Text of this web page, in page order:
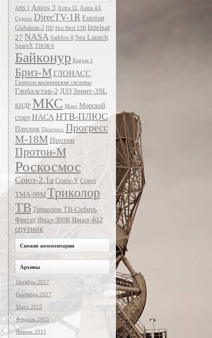
ABS 1 Amos 3 Astra 1L Astra 4A
Cygnus DirecTV-1R Eutelsat
Globalstar-2 HD Hot Bird 13B Intelsat
27 NASA SatMex-8 Sea Launch
SpaceX THOR 6
Байконур Бонум-1
Бриз-МГЛОНАСС
Газпром космические системы
Глобалстар-2 ДЗЗ Зенит-3SL
КНДР МКС Марс Морской
старт НАСАНТВ-ПЛЮС
Плесецк Прогресс Прогресс
М-18М Протон
Протон-М
Роскосмос
Союз-2.1а Союз-У Союз
ТМА-08М Триколор
ТВ Триколор ТВ-Сибирь
Фрегат Ямал-300К Ямал-402
спутник
Свежие комментарии
Архивы
Октябрь 2017
Сентябрь 2017
Март 2015
Февраль 2015
Январь 2015